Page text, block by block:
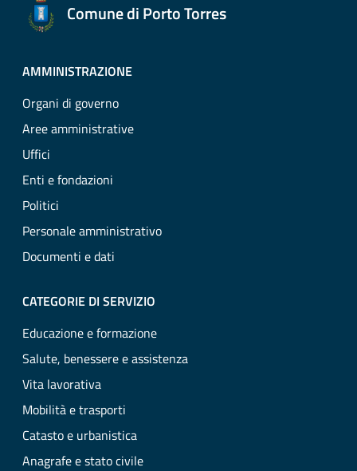
Comune di Porto Torres
AMMINISTRAZIONE
Organi di governo
Aree amministrative
Uffici
Enti e fondazioni
Politici
Personale amministrativo
Documenti e dati
CATEGORIE DI SERVIZIO
Educazione e formazione
Salute, benessere e assistenza
Vita lavorativa
Mobilità e trasporti
Catasto e urbanistica
Anagrafe e stato civile